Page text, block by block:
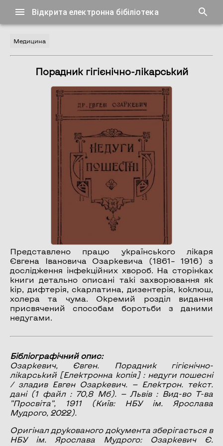
Відкрита електронна бібіліотека
Медицина
Порадник гігієнічно-лікарський
Представлено працю українського лікаря
Євгена Івановича Озаркевича (1861– 1916) з
дослідження інфекційних хвороб. На сторінках
книги детально описані такі захворювання як
кір, дифтерія, скарлатина, дизентерія, коклюш,
холера та чума. Окремий розділ видання
присвячений способам боротьби з даними
недугами.
Бібліографічний опис:
Озаркевич, Євген.
Порадник гігієнічно-
лікарський [Електронна копія] : недуги пошесні
/ зладив Евген Озаркевич. — Електрон. текст.
дані (1 файл : 70,8 Мб). — Львів : Вид-во Т-ва
”Просвіта”, 1911 (Київ: НБУ ім. Ярослава
Мудрого, 2022).
Оригінал друкованого документа зберігається в
НБУ ім. Ярослава Мудрого: Озаркевич Є.